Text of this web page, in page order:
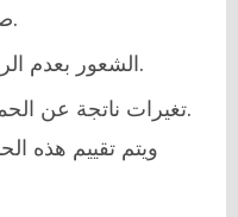
صعوبة ارتداء بعض أنواع الملابس.
الشعور بعدم الراحة أثناء الجلوس لفترات طويلة.
تغيرات ناتجة عن الحمل أو الولادة أو التقدم في العمر.
ويتم تقييم هذه